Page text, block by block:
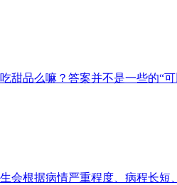
品么嘛？答案并不是一些的“
根据病情严重程度、病程长短